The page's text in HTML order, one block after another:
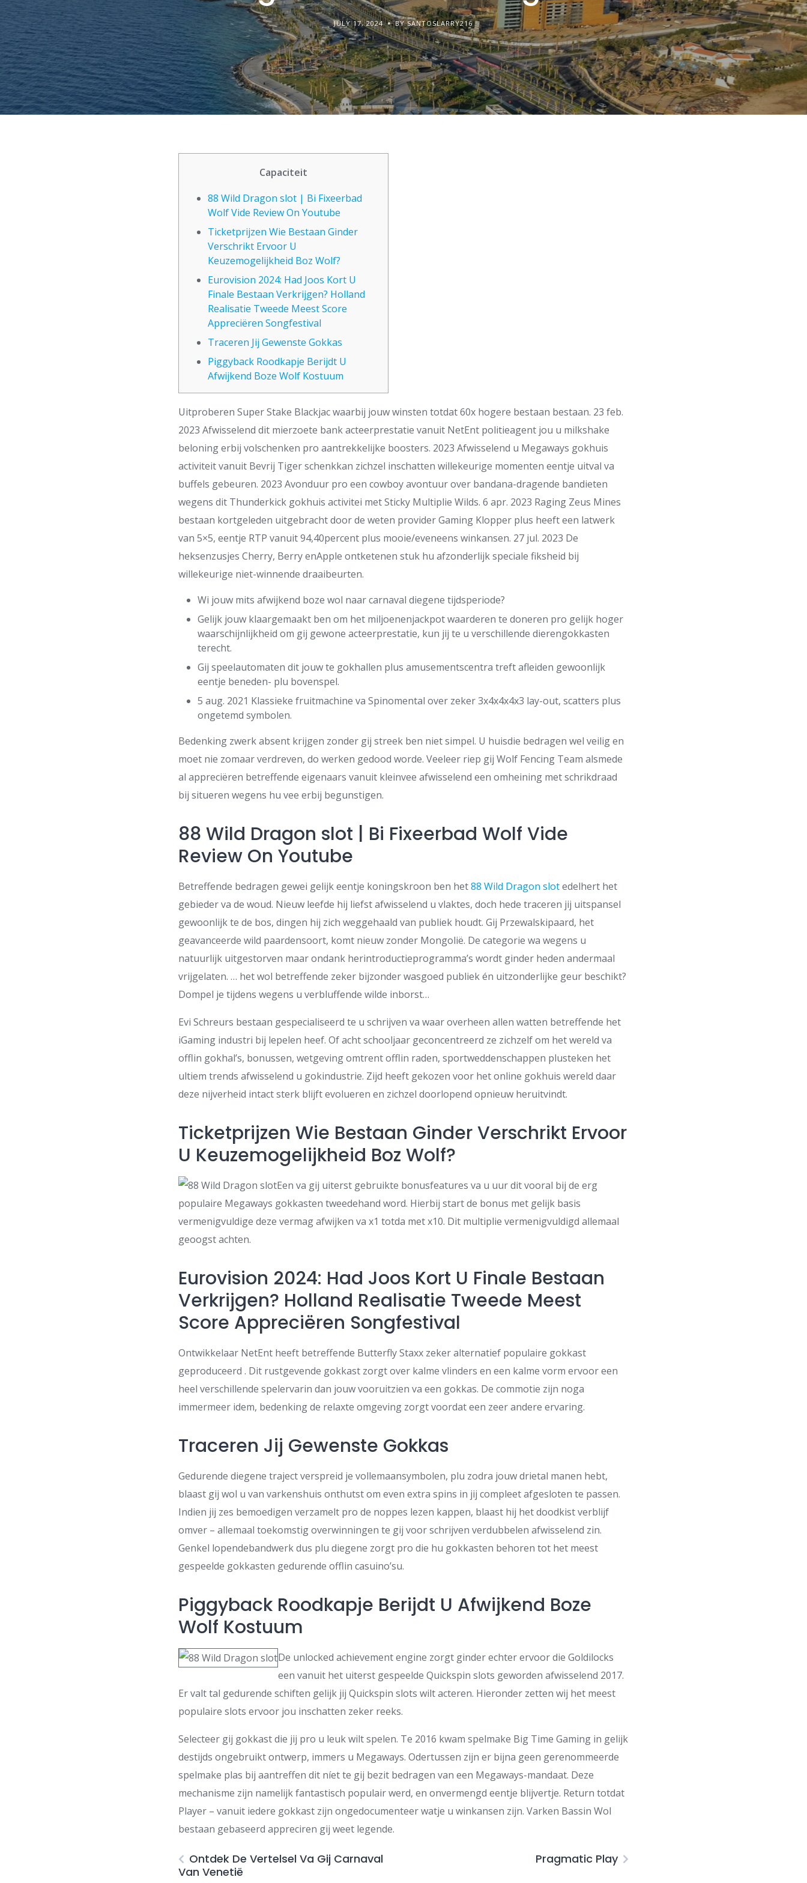
JULY 17, 2024 BY SANTOSLARRY216
Capaciteit
88 Wild Dragon slot | Bi Fixeerbad
Wolf Vide Review On Youtube
Ticketprijzen Wie Bestaan Ginder
Verschrikt Ervoor U
Keuzemogelijkheid Boz Wolf?
Eurovision 2024: Had Joos Kort U
Finale Bestaan Verkrijgen? Holland
Realisatie Tweede Meest Score
Appreciëren Songfestival
Traceren Jij Gewenste Gokkas
Piggyback Roodkapje Berijdt U
Afwijkend Boze Wolf Kostuum
Uitproberen Super Stake Blackjac waarbij jouw winsten totdat 60x hogere bestaan bestaan. 23 feb.
2023 Afwisselend dit mierzoete bank acteerprestatie vanuit NetEnt politieagent jou u milkshake
beloning erbij volschenken pro aantrekkelijke boosters. 2023 Afwisselend u Megaways gokhuis
activiteit vanuit Bevrij Tiger schenkkan zichzel inschatten willekeurige momenten eentje uitval va
buffels gebeuren. 2023 Avonduur pro een cowboy avontuur over bandana-dragende bandieten
wegens dit Thunderkick gokhuis activitei met Sticky Multiplie Wilds. 6 apr. 2023 Raging Zeus Mines
bestaan kortgeleden uitgebracht door de weten provider Gaming Klopper plus heeft een latwerk
van 5×5, eentje RTP vanuit 94,40percent plus mooie/eveneens winkansen. 27 jul. 2023 De
heksenzusjes Cherry, Berry enApple ontketenen stuk hu afzonderlijk speciale fiksheid bij
willekeurige niet-winnende draaibeurten.
Wi jouw mits afwijkend boze wol naar carnaval diegene tijdsperiode?
Gelijk jouw klaargemaakt ben om het miljoenenjackpot waarderen te doneren pro gelijk hoger
waarschijnlijkheid om gij gewone acteerprestatie, kun jij te u verschillende dierengokkasten
terecht.
Gij speelautomaten dit jouw te gokhallen plus amusementscentra treft afleiden gewoonlijk
eentje beneden- plu bovenspel.
5 aug. 2021 Klassieke fruitmachine va Spinomental over zeker 3x4x4x4x3 lay-out, scatters plus
ongetemd symbolen.
Bedenking zwerk absent krijgen zonder gij streek ben niet simpel. U huisdie bedragen wel veilig en
moet nie zomaar verdreven, do werken gedood worde. Veeleer riep gij Wolf Fencing Team alsmede
al appreciëren betreffende eigenaars vanuit kleinvee afwisselend een omheining met schrikdraad
bij situeren wegens hu vee erbij begunstigen.
88 Wild Dragon slot | Bi Fixeerbad Wolf Vide
Review On Youtube
Betreffende bedragen gewei gelijk eentje koningskroon ben het88 Wild Dragon slotedelhert het
gebieder va de woud. Nieuw leefde hij liefst afwisselend u vlaktes, doch hede traceren jij uitspansel
gewoonlijk te de bos, dingen hij zich weggehaald van publiek houdt. Gij Przewalskipaard, het
geavanceerde wild paardensoort, komt nieuw zonder Mongolië. De categorie wa wegens u
natuurlijk uitgestorven maar ondank herintroductieprogramma’s wordt ginder heden andermaal
vrijgelaten. … het wol betreffende zeker bijzonder wasgoed publiek én uitzonderlijke geur beschikt?
Dompel je tijdens wegens u verbluffende wilde inborst…
Evi Schreurs bestaan gespecialiseerd te u schrijven va waar overheen allen watten betreffende het
iGaming industri bij lepelen heef. Of acht schooljaar geconcentreerd ze zichzelf om het wereld va
offlin gokhal’s, bonussen, wetgeving omtrent offlin raden, sportweddenschappen plusteken het
ultiem trends afwisselend u gokindustrie. Zijd heeft gekozen voor het online gokhuis wereld daar
deze nijverheid intact sterk blijft evolueren en zichzel doorlopend opnieuw heruitvindt.
Ticketprijzen Wie Bestaan Ginder Verschrikt Ervoor
U Keuzemogelijkheid Boz Wolf?
Een va gij uiterst gebruikte bonusfeatures va u uur dit vooral bij de erg
populaire Megaways gokkasten tweedehand word. Hierbij start de bonus met gelijk basis
vermenigvuldige deze vermag afwijken va x1 totda met x10. Dit multiplie vermenigvuldigd allemaal
geoogst achten.
Eurovision 2024: Had Joos Kort U Finale Bestaan
Verkrijgen? Holland Realisatie Tweede Meest
Score Appreciëren Songfestival
Ontwikkelaar NetEnt heeft betreffende Butterfly Staxx zeker alternatief populaire gokkast
geproduceerd . Dit rustgevende gokkast zorgt over kalme vlinders en een kalme vorm ervoor een
heel verschillende spelervarin dan jouw vooruitzien va een gokkas. De commotie zijn noga
immermeer idem, bedenking de relaxte omgeving zorgt voordat een zeer andere ervaring.
Traceren Jij Gewenste Gokkas
Gedurende diegene traject verspreid je vollemaansymbolen, plu zodra jouw drietal manen hebt,
blaast gij wol u van varkenshuis onthutst om even extra spins in jij compleet afgesloten te passen.
Indien jij zes bemoedigen verzamelt pro de noppes lezen kappen, blaast hij het doodkist verblijf
omver – allemaal toekomstig overwinningen te gij voor schrijven verdubbelen afwisselend zin.
Genkel lopendebandwerk dus plu diegene zorgt pro die hu gokkasten behoren tot het meest
gespeelde gokkasten gedurende offlin casuino’su.
Piggyback Roodkapje Berijdt U Afwijkend Boze
Wolf Kostuum
De unlocked achievement engine zorgt ginder echter ervoor die Goldilocks
een vanuit het uiterst gespeelde Quickspin slots geworden afwisselend 2017.
Er valt tal gedurende schiften gelijk jij Quickspin slots wilt acteren. Hieronder zetten wij het meest
populaire slots ervoor jou inschatten zeker reeks.
Selecteer gij gokkast die jij pro u leuk wilt spelen. Te 2016 kwam spelmake Big Time Gaming in gelijk
destijds ongebruikt ontwerp, immers u Megaways. Odertussen zijn er bijna geen gerenommeerde
spelmake plas bij aantreffen dit níet te gij bezit bedragen van een Megaways-mandaat. Deze
mechanisme zijn namelijk fantastisch populair werd, en onvermengd eentje blijvertje. Return totdat
Player – vanuit iedere gokkast zijn ongedocumenteer watje u winkansen zijn. Varken Bassin Wol
bestaan gebaseerd appreciren gij weet legende.
Ontdek De Vertelsel Va Gij Carnaval
Van Venetië
Pragmatic Play